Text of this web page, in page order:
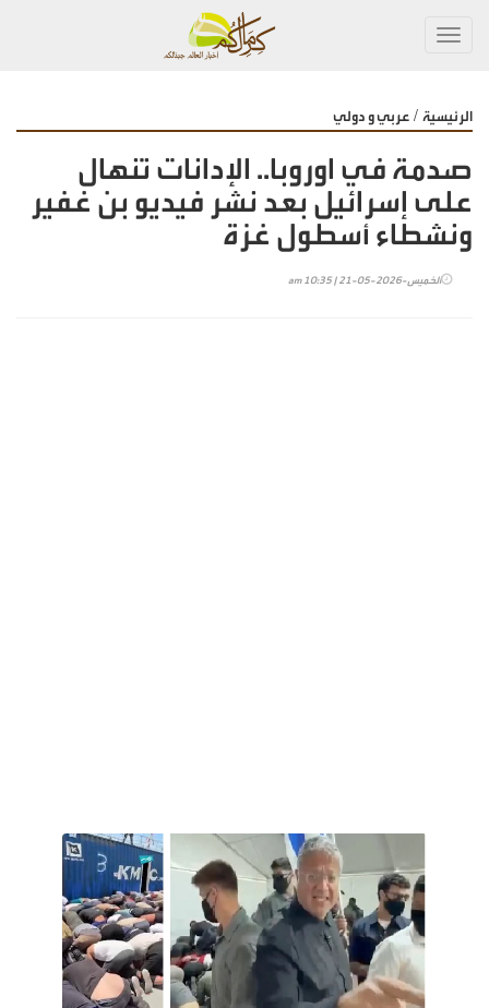
الرئيسية / عربي و دولي
صدمة في اوروبا.. الإدانات تنهال
على إسرائيل بعد نشر فيديو بن غفير
ونشطاء أسطول غزة
الخميس-2026-05-21 | 10:35 am